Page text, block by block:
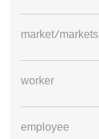
market/markets
worker
employee